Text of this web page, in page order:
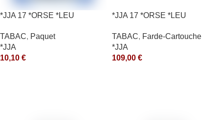
*JJA 17 *ORSE *LEU
TABAC, Paquet
*JJA
10,10 €
*JJA 17 *ORSE *LEU
TABAC, Farde-Cartouche
*JJA
109,00 €